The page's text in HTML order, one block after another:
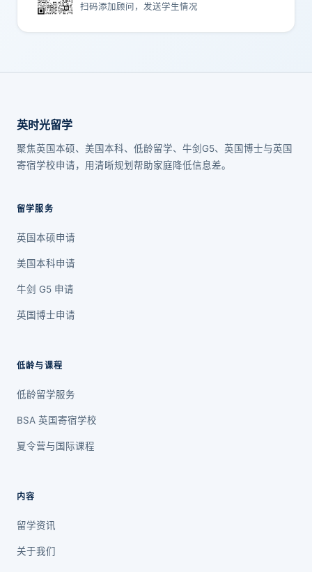
扫码添加顾问，发送学生情况
英时光留学
聚焦英国本硕、美国本科、低龄留学、牛剑G5、英国博士与英国
寄宿学校申请，用清晰规划帮助家庭降低信息差。
留学服务
英国本硕申请
美国本科申请
牛剑 G5 申请
英国博士申请
低龄与课程
低龄留学服务
BSA 英国寄宿学校
夏令营与国际课程
内容
留学资讯
关于我们